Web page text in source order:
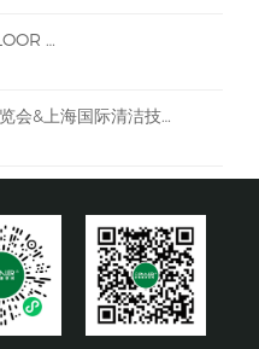
…
会&上海国际清洁技…